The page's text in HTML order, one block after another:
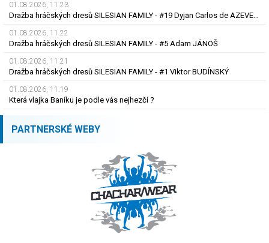
01.08.2026, 11.23
Dražba hráčských dresů SILESIAN FAMILY - #19 Dyjan Carlos de AZEVEDO
01.08.2026, 11.22
Dražba hráčských dresů SILESIAN FAMILY - #5 Adam JÁNOŠ
01.08.2026, 11.21
Dražba hráčských dresů SILESIAN FAMILY - #1 Viktor BUDÍNSKÝ
01.08.2026, 11.19
Která vlajka Baníku je podle vás nejhezčí ?
PARTNERSKÉ WEBY